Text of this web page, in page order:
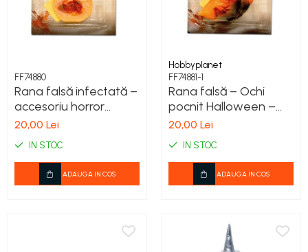
FF74880
Rana falsă infectată –
accesoriu horror
Halloween
20,00 Lei
IN STOC
ADAUGA IN COS
Hobbyplanet
FF74881-1
Rana falsă – Ochi
pocnit Halloween –
accesorii machiaj
20,00 Lei
IN STOC
ADAUGA IN COS